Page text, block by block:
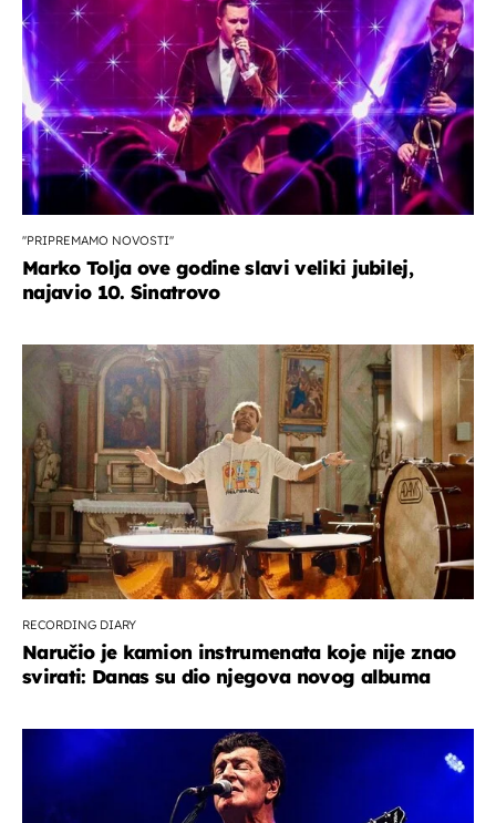
''PRIPREMAMO NOVOSTI''
Marko Tolja ove godine slavi veliki jubilej,
najavio 10. Sinatrovo
RECORDING DIARY
Naručio je kamion instrumenata koje nije znao
svirati: Danas su dio njegova novog albuma